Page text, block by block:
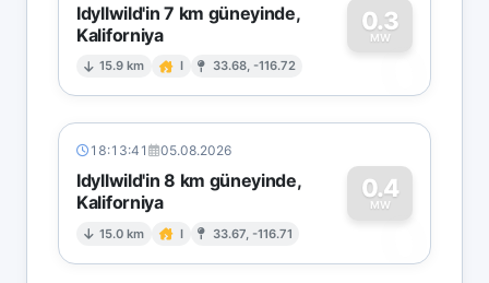
Idyllwild'in 7 km güneyinde,
Kaliforniya
15.9 km I 33.68, -116.72
0.3
MW
0
18:13:41 05.08.2026
Idyllwild'in 8 km güneyinde,
Kaliforniya
15.0 km I 33.67, -116.71
0.4
MW
0